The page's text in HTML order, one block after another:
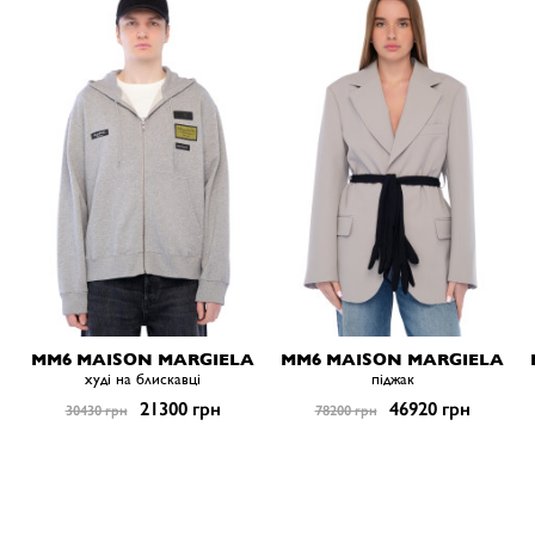
MM6 MAISON MARGIELA
худі на блискавці
30430 грн 21300 грн
MM6 MAISON MARGIELA
піджак
78200 грн 46920 грн